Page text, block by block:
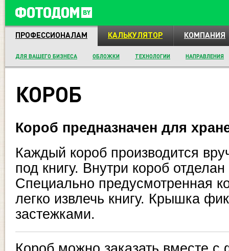
ПРОФЕССИОНАЛАМ КАЛЬКУЛЯТОР КОМПАНИЯ
ДЛЯ ВАШЕГО БИЗНЕСА ОБЛОЖКИ ТЕХНОЛОГИИ НАПРАВЛЕНИЯ
КОРОБ
Короб предназначен для
Каждый короб производится
под книгу. Внутри короб
Специально предусмотренная
легко извлечь книгу. Крышка
застежками.